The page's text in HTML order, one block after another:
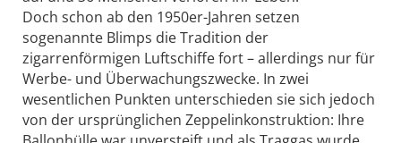
Doch schon ab den 1950er-Jahren setzen
sogenannte Blimps die Tradition der
zigarrenförmigen Luftschiffe fort – allerdings nur für
Werbe- und Überwachungszwecke. In zwei
wesentlichen Punkten unterschieden sie sich jedoch
von der ursprünglichen Zeppelinkon­struktion: Ihre